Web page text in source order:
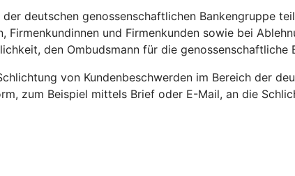
deutschen genossenschaftlichen Bankengruppe
und Firmenkunden sowie bei
den Ombudsmann für die genossenschaftliche
von Kundenbeschwerden im Bereich der
zum Beispiel mittels Brief oder E-Mail, an die